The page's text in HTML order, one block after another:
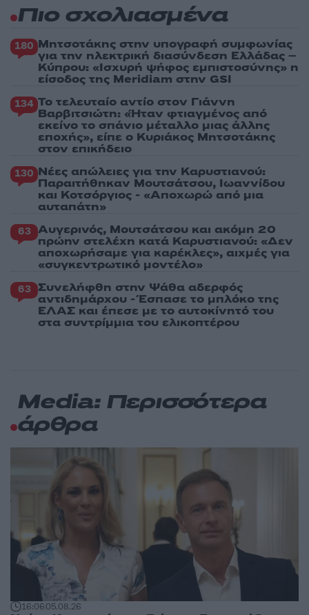
Πιο σχολιασμένα
180 Μητσοτάκης στην υπογραφή συμφωνίας
για την ηλεκτρική διασύνδεση Ελλάδας –
Κύπρου: «Ισχυρή ψήφος εμπιστοσύνης» η
είσοδος της Meridiam στην GSI
134 Το τελευταίο αντίο στον Γιάννη
Βαρβιτσιώτη: «Ήταν φτιαγμένος από
εκείνο το σπάνιο μέταλλο μιας άλλης
εποχής», είπε ο Κυριάκος Μητσοτάκης
στον επικήδειο
130 Νέες απώλειες για την Καρυστιανού:
Παραιτήθηκαν Μουτσάτσου, Ιωαννίδου
και Κοτσόργιος - «Αποχωρώ από μια
αυταπάτη»
63 Αυγερινός, Μουτσάτσου και ακόμη 20
πρώην στελέχη κατά Καρυστιανού: «Δεν
αποχωρήσαμε για καρέκλες», αιχμές για
«συγκεντρωτικό μοντέλο»
63 Συνελήφθη στην Ψάθα αδερφός
αντιδημάρχου - Έσπασε το μπλόκο της
ΕΛΑΣ και έπεσε με το αυτοκίνητό του
στα συντρίμμια του ελικοπτέρου
Media: Περισσότερα
άρθρα
16:0605.08.26